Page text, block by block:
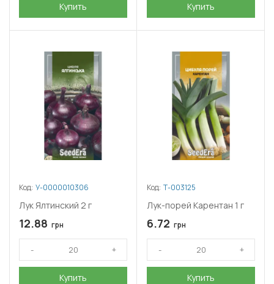
Купить Купить
Код: У-0000010306
Лук Ялтинский 2 г
12.88 грн
Купить
Код: Т-003125
Лук-порей Карентан 1 г
6.72 грн
Купить